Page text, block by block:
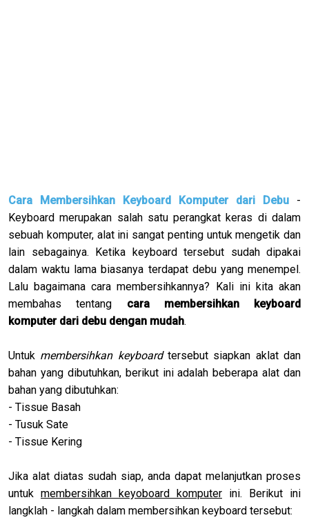
Cara Membersihkan Keyboard Komputer dari Debu -
Keyboard merupakan salah satu perangkat keras di dalam
sebuah komputer, alat ini sangat penting untuk mengetik dan
lain sebagainya. Ketika keyboard tersebut sudah dipakai
dalam waktu lama biasanya terdapat debu yang menempel.
Lalu bagaimana cara membersihkannya? Kali ini kita akan
membahas tentang cara membersihkan keyboard
komputer dari debu dengan mudah.
Untuk membersihkan keyboardtersebut siapkan aklat dan
bahan yang dibutuhkan, berikut ini adalah beberapa alat dan
bahan yang dibutuhkan:
- Tissue Basah
- Tusuk Sate
- Tissue Kering
Jika alat diatas sudah siap, anda dapat melanjutkan proses
untuk membersihkan keyoboard komputer ini. Berikut ini
langklah - langkah dalam membersihkan keyboard tersebut: